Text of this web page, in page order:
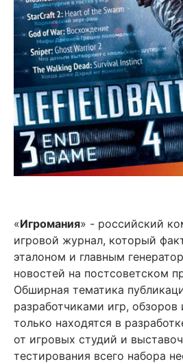
«Игромания» - российский
игровой журнал, который
эталоном и главным
новостей на постсоветском
Обширная тематика
разработчиками игр,
только находятся в
от игровых студий и
тестирования всего набора